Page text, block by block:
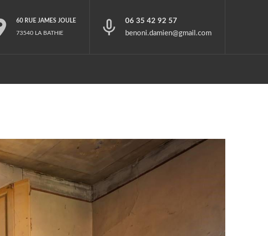
60 RUE JAMES JOULE
73540 LA BATHIE
06 35 42 92 57
benoni.damien@gmail.com